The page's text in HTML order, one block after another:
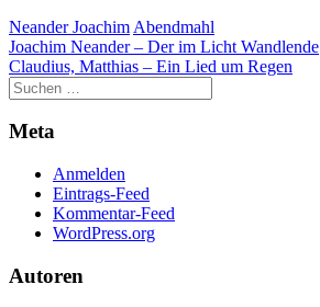
Neander Joachim Abendmahl
Beitragsnavigation
Joachim Neander – Der im Licht Wandlende
Claudius, Matthias – Ein Lied um Regen
Meta
Anmelden
Eintrags-Feed
Kommentar-Feed
WordPress.org
Autoren